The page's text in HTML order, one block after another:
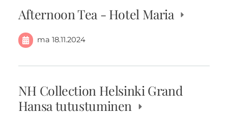
Afternoon Tea - Hotel Maria
ma 18.11.2024
NH Collection Helsinki Grand
Hansa tutustuminen